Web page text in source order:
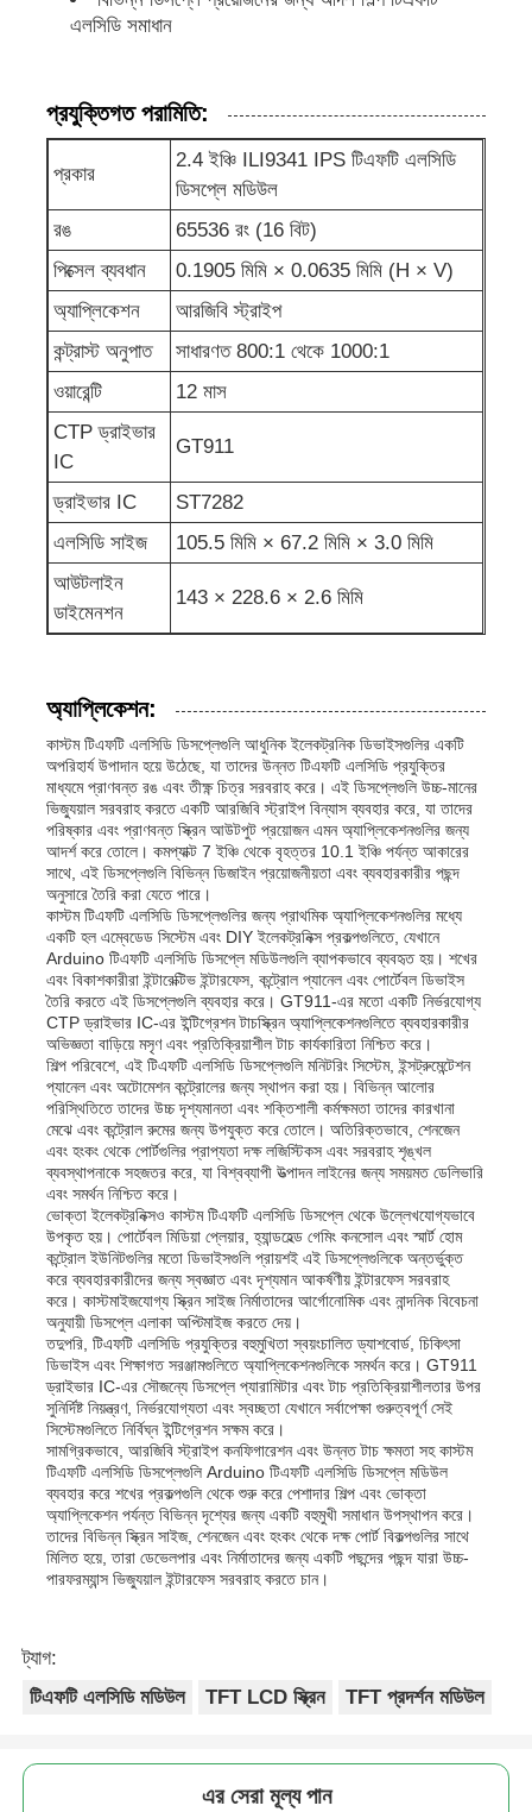
টিএফটি এলসিডি টাচ স্ক্রিন
পোর্টেবল এলসিডি মনিটর
oled ডিসপ্লে মডিউল
গাড়ির এলসিডি ডিসপ্লে
বৃত্তাকার এলসিডি স্ক্রিন
এলসিডি টাচ স্ক্রিন প্যানেল
UART LCD ডিসপ্লে
এক রঙের এলসিডি স্ক্রিন
COG LCD মডিউল
STN LCD ডিসপ্লে
ভিসিডি প্যানেল
কাস্টম LCD ডিসপ্লে মডিউল
এলসিডি সমাধান
প্রযুক্তিগত পরামিতি:
প্রকার
2.4 ইঞ্চি ILI9341 IPS টিএফটি এলসিডি
ডিসপ্লে মডিউল
রঙ
65536 রং (16 বিট)
পিক্সেল ব্যবধান
0.1905 মিমি × 0.0635 মিমি (H × V)
অ্যাপ্লিকেশন
আরজিবি স্ট্রাইপ
কন্ট্রাস্ট অনুপাত
সাধারণত 800:1 থেকে 1000:1
ওয়ারেন্টি
12 মাস
CTP ড্রাইভার
IC
GT911
ড্রাইভার IC
ST7282
এলসিডি সাইজ
105.5 মিমি × 67.2 মিমি × 3.0 মিমি
আউটলাইন
ডাইমেনশন
143 × 228.6 × 2.6 মিমি
অ্যাপ্লিকেশন:
কাস্টম টিএফটি এলসিডি ডিসপ্লেগুলি আধুনিক ইলেকট্রনিক ডিভাইসগুলির একটি
অপরিহার্য উপাদান হয়ে উঠেছে, যা তাদের উন্নত টিএফটি এলসিডি প্রযুক্তির
মাধ্যমে প্রাণবন্ত রঙ এবং তীক্ষ্ণ চিত্র সরবরাহ করে। এই ডিসপ্লেগুলি উচ্চ-মানের
ভিজ্যুয়াল সরবরাহ করতে একটি আরজিবি স্ট্রাইপ বিন্যাস ব্যবহার করে, যা তাদের
পরিষ্কার এবং প্রাণবন্ত স্ক্রিন আউটপুট প্রয়োজন এমন অ্যাপ্লিকেশনগুলির জন্য
আদর্শ করে তোলে। কমপ্যাক্ট 7 ইঞ্চি থেকে বৃহত্তর 10.1 ইঞ্চি পর্যন্ত আকারের
সাথে, এই ডিসপ্লেগুলি বিভিন্ন ডিজাইন প্রয়োজনীয়তা এবং ব্যবহারকারীর পছন্দ
অনুসারে তৈরি করা যেতে পারে।
কাস্টম টিএফটি এলসিডি ডিসপ্লেগুলির জন্য প্রাথমিক অ্যাপ্লিকেশনগুলির মধ্যে
একটি হল এম্বেডেড সিস্টেম এবং DIY ইলেকট্রনিক্স প্রকল্পগুলিতে, যেখানে
Arduino টিএফটি এলসিডি ডিসপ্লে মডিউলগুলি ব্যাপকভাবে ব্যবহৃত হয়। শখের
এবং বিকাশকারীরা ইন্টারেক্টিভ ইন্টারফেস, কন্ট্রোল প্যানেল এবং পোর্টেবল ডিভাইস
তৈরি করতে এই ডিসপ্লেগুলি ব্যবহার করে। GT911-এর মতো একটি নির্ভরযোগ্য
CTP ড্রাইভার IC-এর ইন্টিগ্রেশন টাচস্ক্রিন অ্যাপ্লিকেশনগুলিতে ব্যবহারকারীর
অভিজ্ঞতা বাড়িয়ে মসৃণ এবং প্রতিক্রিয়াশীল টাচ কার্যকারিতা নিশ্চিত করে।
শিল্প পরিবেশে, এই টিএফটি এলসিডি ডিসপ্লেগুলি মনিটরিং সিস্টেম, ইন্সট্রুমেন্টেশন
প্যানেল এবং অটোমেশন কন্ট্রোলের জন্য স্থাপন করা হয়। বিভিন্ন আলোর
পরিস্থিতিতে তাদের উচ্চ দৃশ্যমানতা এবং শক্তিশালী কর্মক্ষমতা তাদের কারখানা
মেঝে এবং কন্ট্রোল রুমের জন্য উপযুক্ত করে তোলে। অতিরিক্তভাবে, শেনজেন
এবং হংকং থেকে পোর্টগুলির প্রাপ্যতা দক্ষ লজিস্টিকস এবং সরবরাহ শৃঙ্খল
ব্যবস্থাপনাকে সহজতর করে, যা বিশ্বব্যাপী উত্পাদন লাইনের জন্য সময়মত ডেলিভারি
এবং সমর্থন নিশ্চিত করে।
ভোক্তা ইলেকট্রনিক্সও কাস্টম টিএফটি এলসিডি ডিসপ্লে থেকে উল্লেখযোগ্যভাবে
উপকৃত হয়। পোর্টেবল মিডিয়া প্লেয়ার, হ্যান্ডহেল্ড গেমিং কনসোল এবং স্মার্ট হোম
কন্ট্রোল ইউনিটগুলির মতো ডিভাইসগুলি প্রায়শই এই ডিসপ্লেগুলিকে অন্তর্ভুক্ত
করে ব্যবহারকারীদের জন্য স্বজ্ঞাত এবং দৃশ্যমান আকর্ষণীয় ইন্টারফেস সরবরাহ
করে। কাস্টমাইজযোগ্য স্ক্রিন সাইজ নির্মাতাদের আর্গোনোমিক এবং নান্দনিক বিবেচনা
অনুযায়ী ডিসপ্লে এলাকা অপ্টিমাইজ করতে দেয়।
তদুপরি, টিএফটি এলসিডি প্রযুক্তির বহুমুখিতা স্বয়ংচালিত ড্যাশবোর্ড, চিকিৎসা
ডিভাইস এবং শিক্ষাগত সরঞ্জামগুলিতে অ্যাপ্লিকেশনগুলিকে সমর্থন করে। GT911
ড্রাইভার IC-এর সৌজন্যে ডিসপ্লে প্যারামিটার এবং টাচ প্রতিক্রিয়াশীলতার উপর
সুনির্দিষ্ট নিয়ন্ত্রণ, নির্ভরযোগ্যতা এবং স্বচ্ছতা যেখানে সর্বাপেক্ষা গুরুত্বপূর্ণ সেই
সিস্টেমগুলিতে নির্বিঘ্ন ইন্টিগ্রেশন সক্ষম করে।
সামগ্রিকভাবে, আরজিবি স্ট্রাইপ কনফিগারেশন এবং উন্নত টাচ ক্ষমতা সহ কাস্টম
টিএফটি এলসিডি ডিসপ্লেগুলি Arduino টিএফটি এলসিডি ডিসপ্লে মডিউল
ব্যবহার করে শখের প্রকল্পগুলি থেকে শুরু করে পেশাদার শিল্প এবং ভোক্তা
অ্যাপ্লিকেশন পর্যন্ত বিভিন্ন দৃশ্যের জন্য একটি বহুমুখী সমাধান উপস্থাপন করে।
তাদের বিভিন্ন স্ক্রিন সাইজ, শেনজেন এবং হংকং থেকে দক্ষ পোর্ট বিকল্পগুলির সাথে
মিলিত হয়ে, তারা ডেভেলপার এবং নির্মাতাদের জন্য একটি পছন্দের পছন্দ যারা উচ্চ-
পারফরম্যান্স ভিজ্যুয়াল ইন্টারফেস সরবরাহ করতে চান।
ট্যাগ:
টিএফটি এলসিডি মডিউল
TFT LCD স্ক্রিন TFT প্রদর্শন মডিউল
এর সেরা মূল্য পান